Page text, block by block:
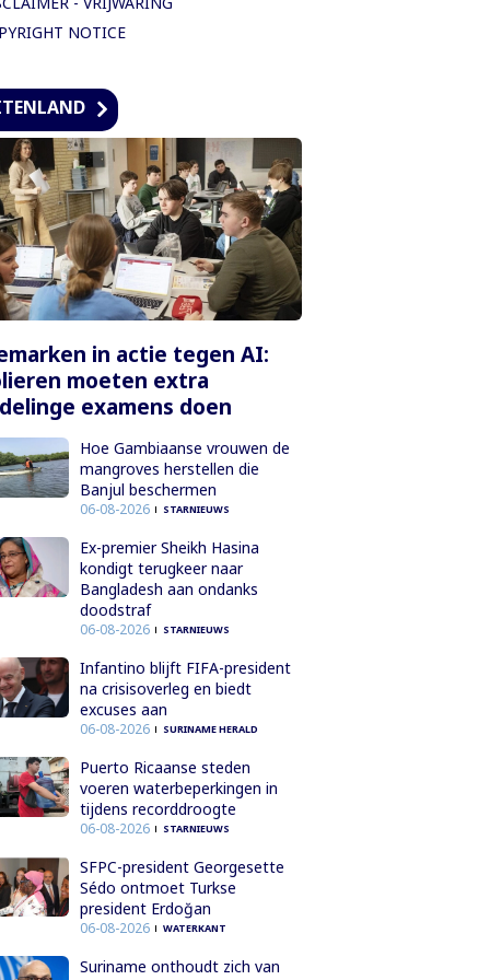
NOTICE
in actie tegen AI:
moeten extra
examens doen
Hoe Gambiaanse vrouwen de
mangroves herstellen die
Banjul beschermen
06-08-2026 STARNIEUWS
Ex-premier Sheikh Hasina
kondigt terugkeer naar
Bangladesh aan ondanks
doodstraf
06-08-2026 STARNIEUWS
Infantino blijft FIFA-president
na crisisoverleg en biedt
excuses aan
06-08-2026 SURINAME HERALD
Puerto Ricaanse steden
voeren waterbeperkingen in
tijdens recorddroogte
06-08-2026 STARNIEUWS
SFPC-president Georgesette
Sédo ontmoet Turkse
president Erdoğan
06-08-2026 WATERKANT
Suriname onthoudt zich van